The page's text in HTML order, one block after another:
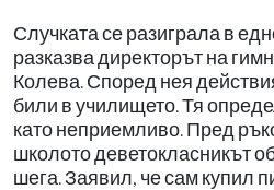
Случката се разиграла в
разказва директорът на
Колева. Според нея
били в училището. Тя
като неприемливо. Пред
школото деветокласникът
шега. Заявил, че сам купил